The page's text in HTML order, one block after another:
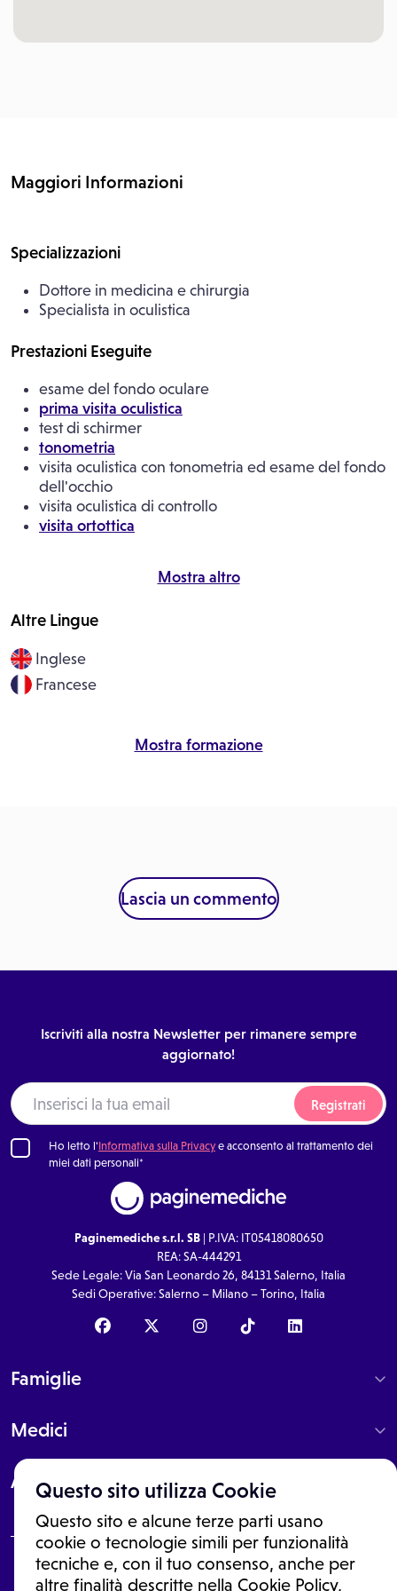
Questo sito utilizza Cookie
Questo sito e alcune terze parti usano
cookie o tecnologie simili per funzionalità
tecniche e, con il tuo consenso, anche per
altre finalità descritte nella Cookie Policy,
Maggiori Informazioni
Specializzazioni
Dottore in medicina e chirurgia
Specialista in oculistica
Prestazioni Eseguite
esame del fondo oculare
prima visita oculistica
test di schirmer
tonometria
visita oculistica con tonometria ed esame del fondo
dell'occhio
visita oculistica di controllo
visita ortottica
Mostra altro
Altre Lingue
Inglese
Francese
Mostra formazione
Lascia un commento
Iscriviti alla nostra Newsletter per rimanere sempre
aggiornato!
Registrati
Ho letto l'Informativa sulla Privacye acconsento al trattamento dei
miei dati personali*
Paginemediche s.r.l. SB| P.IVA: IT05418080650
REA: SA-444291
Sede Legale: Via San Leonardo 26, 84131 Salerno, Italia
Sedi Operative: Salerno – Milano – Torino, Italia
Famiglie
Medici
About
Le informazioni proposte in questo sito non sono un consulto medico.
In nessun caso, queste informazioni sostituiscono un consulto, una